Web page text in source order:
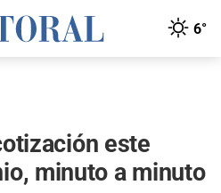
6°
este
minuto a minuto